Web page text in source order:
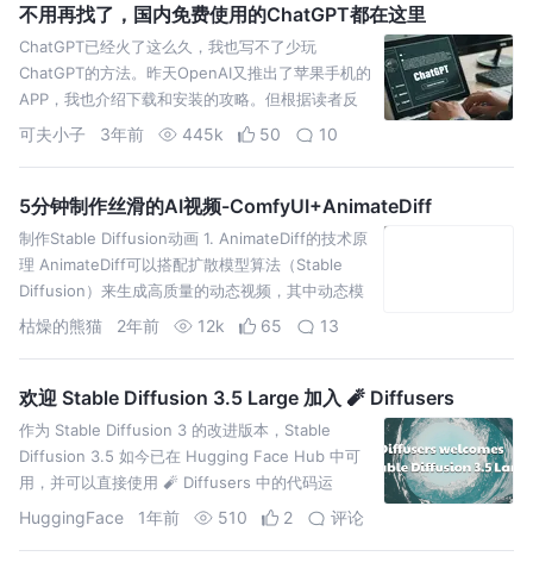
不用再找了，国内免费使用的ChatGPT都在这里
ChatGPT已经火了这么久，我也写不了少玩
ChatGPT的方法。昨天OpenAI又推出了苹果手机的
APP，我也介绍下载和安装的攻略。但根据读者反
馈，仍然还是有许多同学没能用上。今天我就把我
可夫小子 3年前 445k 50 10
5分钟制作丝滑的AI视频-ComfyUI+AnimateDiff
制作Stable Diffusion动画 1. AnimateDiff的技术原
理 AnimateDiff可以搭配扩散模型算法（Stable
Diffusion）来生成高质量的动态视频，其中动态模
型（
枯燥的熊猫 2年前 12k 65 13
欢迎 Stable Diffusion 3.5 Large 加入 🧨 Diffusers
作为 Stable Diffusion 3 的改进版本，Stable
Diffusion 3.5 如今已在 Hugging Face Hub 中可
用，并可以直接使用 🧨 Diffusers 中的代码运
HuggingFace 1年前 510 2 评论